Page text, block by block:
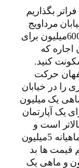
بگذاریم
در خیابان مرداویج
را در نظر بگیریم، باید در جیبمان 600میلیون برای
و ماهی 2میلیون اجاره که
کنید.
حرکت
یک آپارتمان 115متری را در خیابان
و ماهی یک میلیون
یک آپارتمان
است و
400میلیون هزینه رهن دربردارد و ماهیانه 5میلیون
قیمت ها بد
می توانید با 170میلیون و ماهی یک